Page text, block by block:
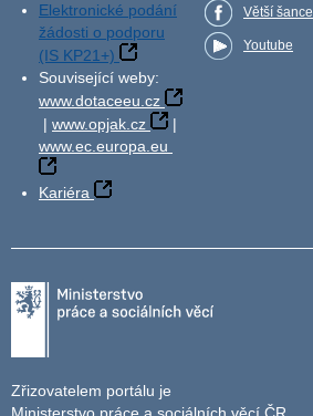
Elektronické podání
žádosti o podporu
(IS KP21+)
Související weby:
www.dotaceeu.cz
| www.opjak.cz
|
www.ec.europa.eu
Kariéra
Větší šance
Youtube
Zřizovatelem portálu je